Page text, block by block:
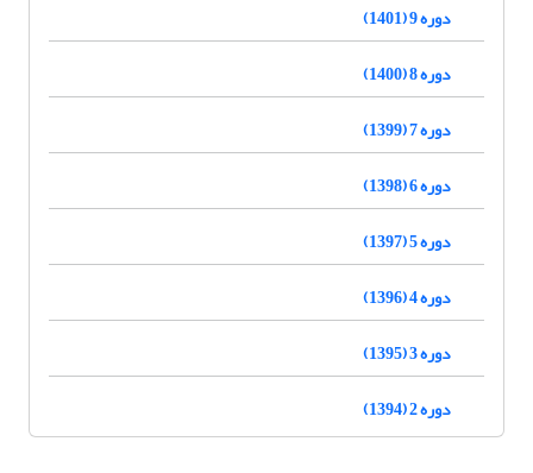
دوره 9 (1401)
دوره 8 (1400)
دوره 7 (1399)
دوره 6 (1398)
دوره 5 (1397)
دوره 4 (1396)
دوره 3 (1395)
دوره 2 (1394)